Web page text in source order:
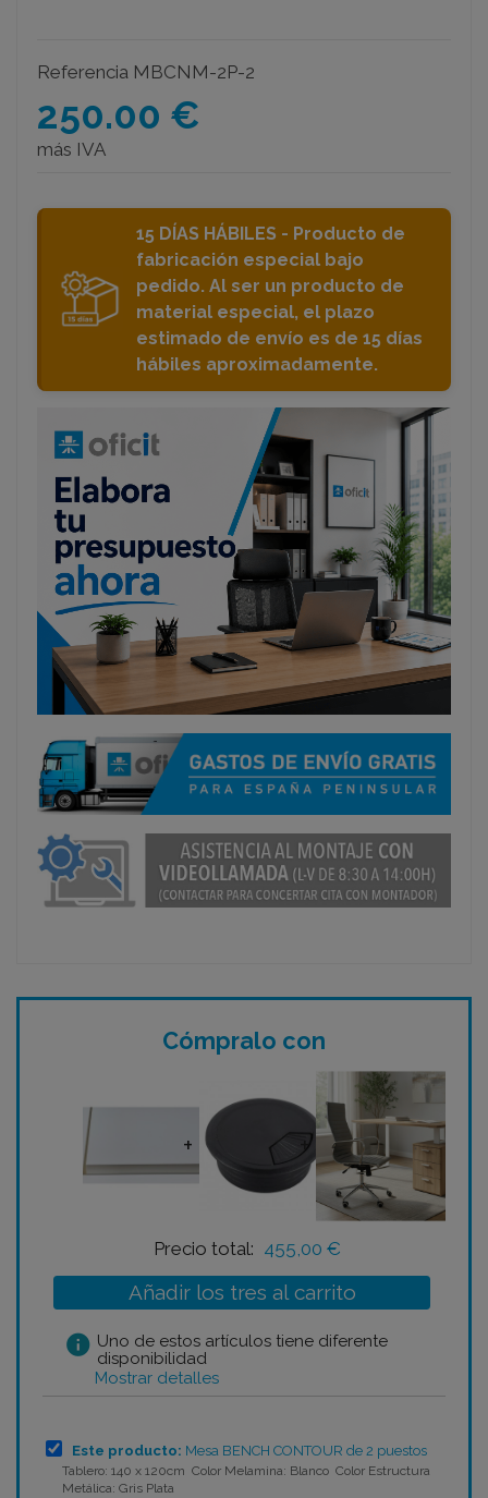
Referencia MBCNM-2P-2
250.00 €
más IVA
15 DÍAS HÁBILES - Producto de
fabricación especial bajo
pedido. Al ser un producto de
material especial, el plazo
estimado de envío es de 15 días
hábiles aproximadamente.
Cómpralo con
+ +
Precio total: 455,00 €
Añadir los tres al carrito
info Uno de estos artículos tiene diferente
disponibilidad
Mostrar detalles
Este producto: Mesa BENCH CONTOUR de 2 puestos
Tablero: 140 x 120cm Color Melamina: Blanco Color Estructura
Metálica: Gris Plata